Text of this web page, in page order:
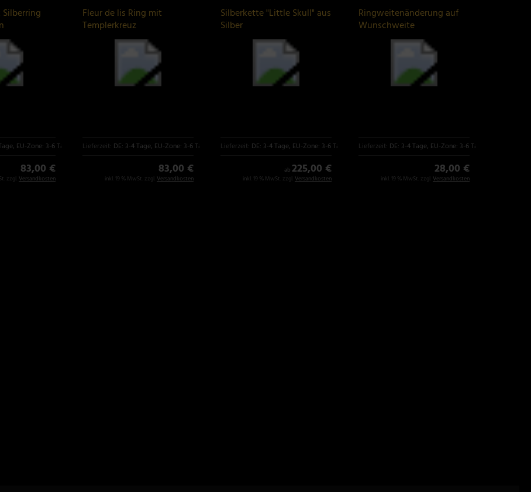
EU-Zone: 3-6 Tage
83,00 €
zzgl. Versandkosten
Fleur de lis Ring mit
Templerkreuz
Lieferzeit: DE: 3-4 Tage, EU-Zone: 3-6 Tage
83,00 €
inkl. 19 % MwSt. zzgl. Versandkosten
Silberkette "Little Skull" aus
Silber
Lieferzeit: DE: 3-4 Tage, EU-Zone: 3-6 Tage
ab 225,00 €
inkl. 19 % MwSt. zzgl. Versandkosten
Ringweitenänderung auf
Wunschweite
Lieferzeit: DE: 3-4 Tage, EU-Zone: 3-6 Tage
28,00 €
inkl. 19 % MwSt. zzgl. Versandkosten